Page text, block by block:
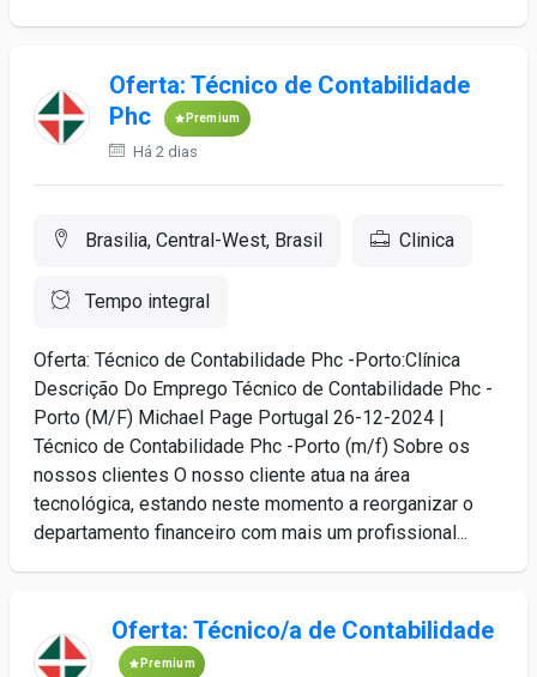
Oferta: Técnico de Contabilidade
Phc
Premium
Há 2 dias
Brasilia, Central-West, Brasil Clinica
Tempo integral
Oferta: Técnico de Contabilidade Phc -Porto:Clínica
Descrição Do Emprego Técnico de Contabilidade Phc -
Porto (M/F) Michael Page Portugal 26-12-2024 |
Técnico de Contabilidade Phc -Porto (m/f) Sobre os
nossos clientes O nosso cliente atua na área
tecnológica, estando neste momento a reorganizar o
departamento financeiro com mais um profissional...
Oferta: Técnico/a de Contabilidade
Premium